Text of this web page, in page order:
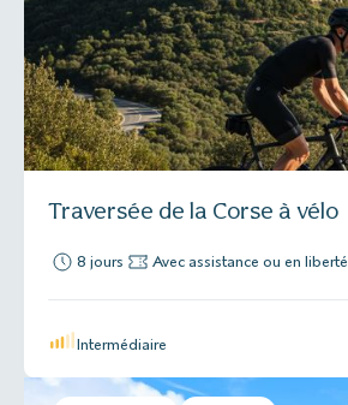
Traversée de la Corse à vélo
8 jours Avec assistance ou en liberté
Intermédiaire